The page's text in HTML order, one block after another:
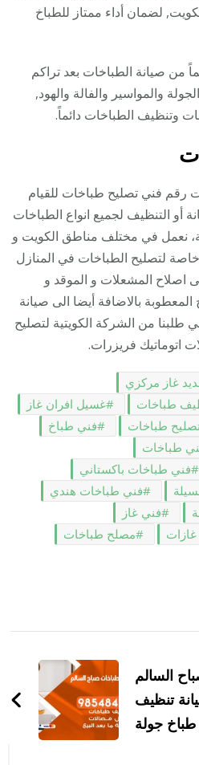
لضمان أداء ممتاز للطباخ
من صيانة الطباخات بعد تراكم
والمواسير والفالة والهود,
وتنظيف الطباخات دائماً.
رقم فني تصليح طباخات للقيام
أو التنظيف لجميع انواع الطباخات
نعمل في مختلف مناطق الكويت و
خاصة لتصليح الطباخات في المنازل
المشعلات و الموقد و
بالاضافة أيضا الى صيانة
طلبنا من الشركة الكويتية لتصليح
اتوماتيك فريزرات.
غاز مركزي
طباخات
غسيل افران غاز
طباخات
فني طباخ
طباخات
فني طباخات باكستاني
فني طباخات هندي
فني غاز
مصلح طباخات
السالم
صيانة تنظيف
طباخ جولة